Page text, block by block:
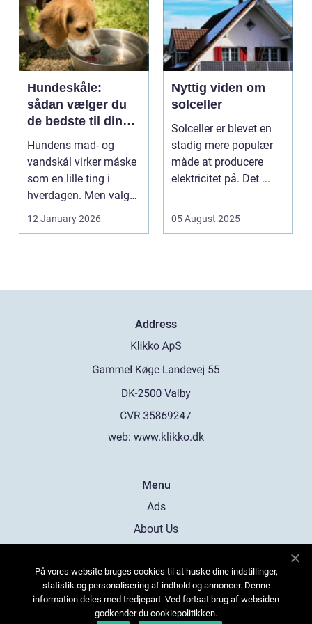
Hundeskåle:
sådan vælger du
de bedste til din
hund
Hundens mad- og
vandskål virker måske
som en lille ting i
hverdagen. Men valg
af sk&arin...
12 January 2026
Nyttig viden om
solceller
Solceller er blevet en
stadig mere populær
måde at producere
elektricitet på. Det ...
05 August 2025
Address
web: www.klikko.dk
Menu
Ads
About Us
Contact
Sitemap
På vores website bruges cookies til at huske dine indstillinger,
statistik og personalisering af indhold og annoncer. Denne
information deles med tredjepart. Ved fortsat brug af websiden
godkender du cookiepolitikken.